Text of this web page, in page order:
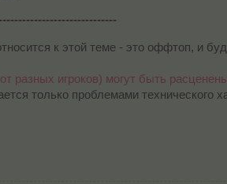
к этой теме - это оффтоп, и
разных игроков) могут быть
только проблемами технического